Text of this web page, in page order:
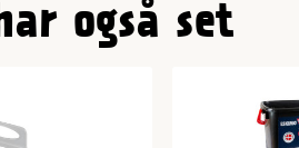
også set